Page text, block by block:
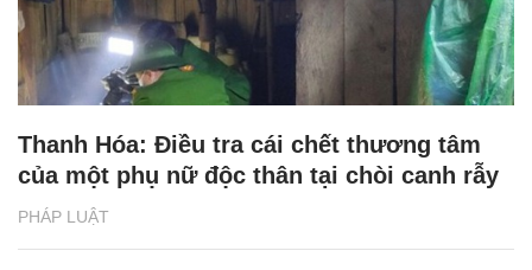
PHÁP LUẬT
Thanh Hóa: Điều tra cái chết thương tâm
của một phụ nữ độc thân tại chòi canh rẫy